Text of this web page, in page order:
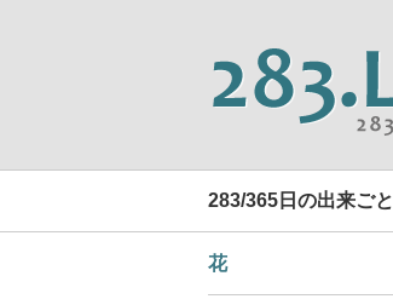
283/365日の出来ごと
花